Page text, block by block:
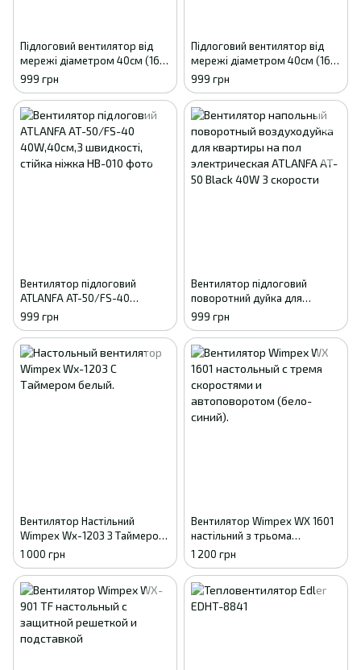
Підлоговий вентилятор від
мережі діаметром 40см (16"),
5-ма лопатями, 3-а
швидкостями ATLANFA
АТ-50/FS-40
999 грн
Підлоговий вентилятор від
мережі діаметром 40см (16"),
5-ма лопатями, 3-а
швидкостями ATLANFA
999 грн
Вентилятор підлоговий
ATLANFA AT-50/FS-40
40W,40см,3 швидкості, стійка
ніжка
999 грн
Вентилятор підлоговий
поворотний дуйка для
квартири на підлогу
електрична ATLANFA AT-50
Black 40W 3 швидкості
999 грн
Вентилятор Настільний
Wimpex Wx-1203 З Таймером
білий
1 000 грн
Вентилятор Wimpex WX 1601
настільний з трьома
швидкостями та
автоповоротом (біло-синій)
1 200 грн